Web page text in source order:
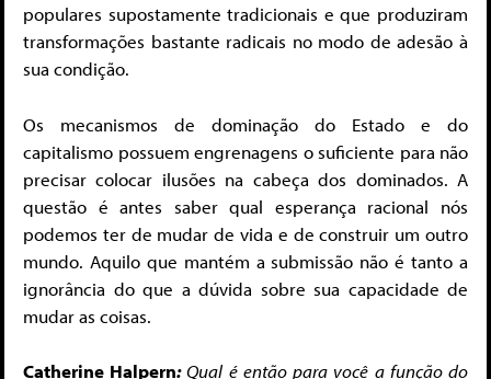
populares supostamente tradicionais e que produziram
transformações bastante radicais no modo de adesão à
sua condição.
Os mecanismos de dominação do Estado e do
capitalismo possuem engrenagens o suficiente para não
precisar colocar ilusões na cabeça dos dominados. A
questão é antes saber qual esperança racional nós
podemos ter de mudar de vida e de construir um outro
mundo. Aquilo que mantém a submissão não é tanto a
ignorância do que a dúvida sobre sua capacidade de
mudar as coisas.
Catherine Halpern:Qual é então para você a função do